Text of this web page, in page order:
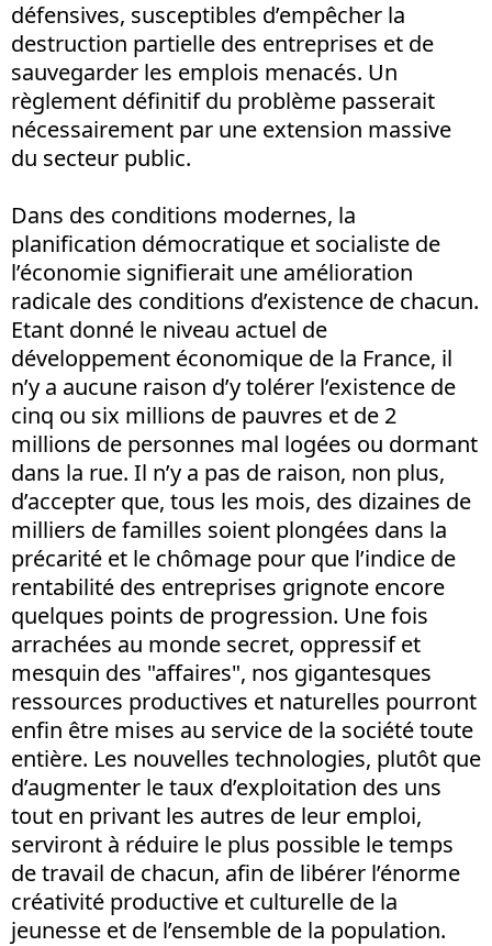
défensives, susceptibles d’empêcher la
destruction partielle des entreprises et de
sauvegarder les emplois menacés. Un
règlement définitif du problème passerait
nécessairement par une extension massive
du secteur public.
Dans des conditions modernes, la
planification démocratique et socialiste de
l’économie signifierait une amélioration
radicale des conditions d’existence de chacun.
Etant donné le niveau actuel de
développement économique de la France, il
n’y a aucune raison d’y tolérer l’existence de
cinq ou six millions de pauvres et de 2
millions de personnes mal logées ou dormant
dans la rue. Il n’y a pas de raison, non plus,
d’accepter que, tous les mois, des dizaines de
milliers de familles soient plongées dans la
précarité et le chômage pour que l’indice de
rentabilité des entreprises grignote encore
quelques points de progression. Une fois
arrachées au monde secret, oppressif et
mesquin des "affaires", nos gigantesques
ressources productives et naturelles pourront
enfin être mises au service de la société toute
entière. Les nouvelles technologies, plutôt que
d’augmenter le taux d’exploitation des uns
tout en privant les autres de leur emploi,
serviront à réduire le plus possible le temps
de travail de chacun, afin de libérer l’énorme
créativité productive et culturelle de la
jeunesse et de l’ensemble de la population.